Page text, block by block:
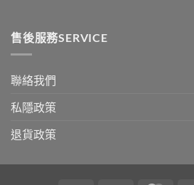
售後服務SERVICE
聯絡我們
私隱政策
退貨政策